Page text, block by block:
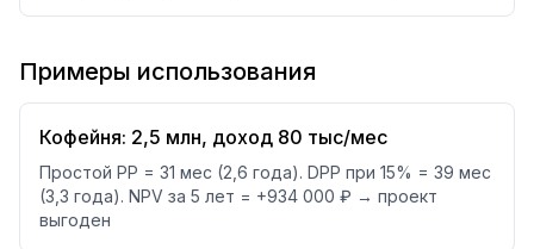
Примеры использования
Кофейня: 2,5 млн, доход 80 тыс/мес
Простой PP = 31 мес (2,6 года). DPP при 15% = 39 мес
(3,3 года). NPV за 5 лет = +934 000 ₽ → проект
выгоден